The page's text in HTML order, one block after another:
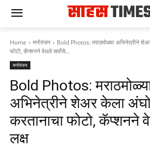
Home मनोरंजन
Bold Photos: मराठमोळ्या अभिनेत्रीने
फोटो, कॅप्शनने वेधले सर्वांचे...
मनोरंजन
Bold Photos:
अभिनेत्रीने शेअर केला
करतानाचा फोटो, कॅप्शनने
लक्ष